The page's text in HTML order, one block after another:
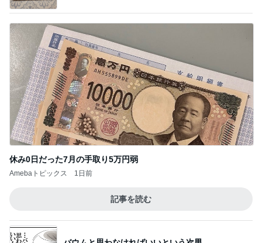
休み0日だった7月の手取り5万円弱
Amebaトピックス 1日前
記事を読む